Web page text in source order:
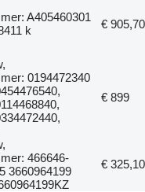
A405460301
k
€ 905,70
0194472340
€ 899
466646-
3660964199
€ 325,10